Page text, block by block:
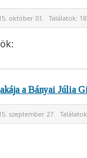
október 01. Találatok:
a Bányai Júlia
szeptember 27.